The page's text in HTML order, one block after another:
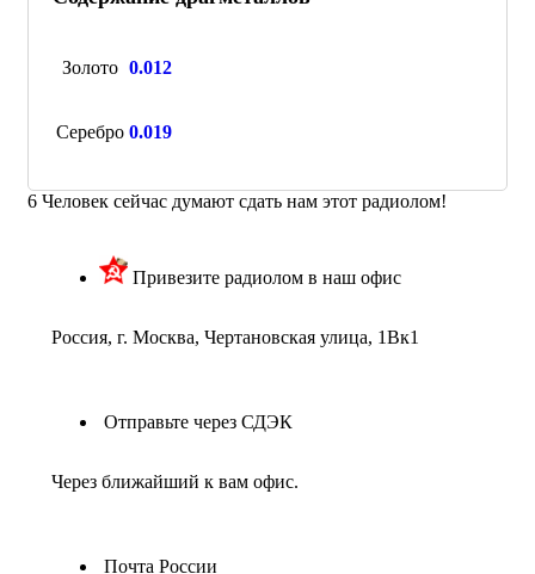
Золото 0.012
Серебро 0.019
6 Человек сейчас думают сдать нам этот радиолом!
Привезите радиолом в наш офис
Россия, г. Москва, Чертановская улица, 1Вк1
Отправьте через СДЭК
Через ближайший к вам офис.
Почта России